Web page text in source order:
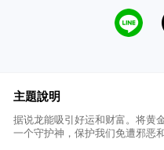
主題說明
据说龙能吸引好运和财富。将黄
一个守护神，保护我们免遭邪恶和